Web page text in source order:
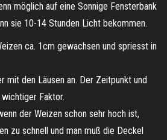
möglich auf eine Sonnige Fensterbank
sie 10-14 Stunden Licht bekommen.
ca. 1cm gewachsen und spriesst in
mit den Läusen an. Der Zeitpunkt und
Faktor.
der Weizen schon sehr hoch ist,
zu schnell und man muß die Deckel